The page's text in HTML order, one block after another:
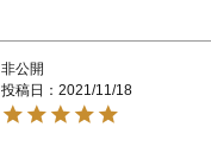
非公開
投稿日
2021/11/18